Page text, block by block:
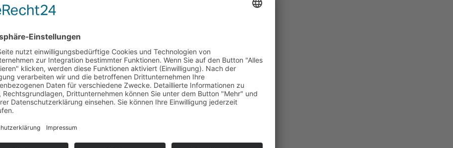
Kosten
Kontakt und
Anmeldung
Salzburg